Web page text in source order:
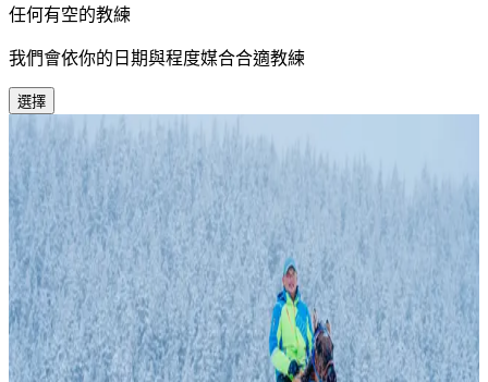
任何有空的教練
我們會依你的日期與程度媒合合適教練
選擇
雙棲滑雪教練